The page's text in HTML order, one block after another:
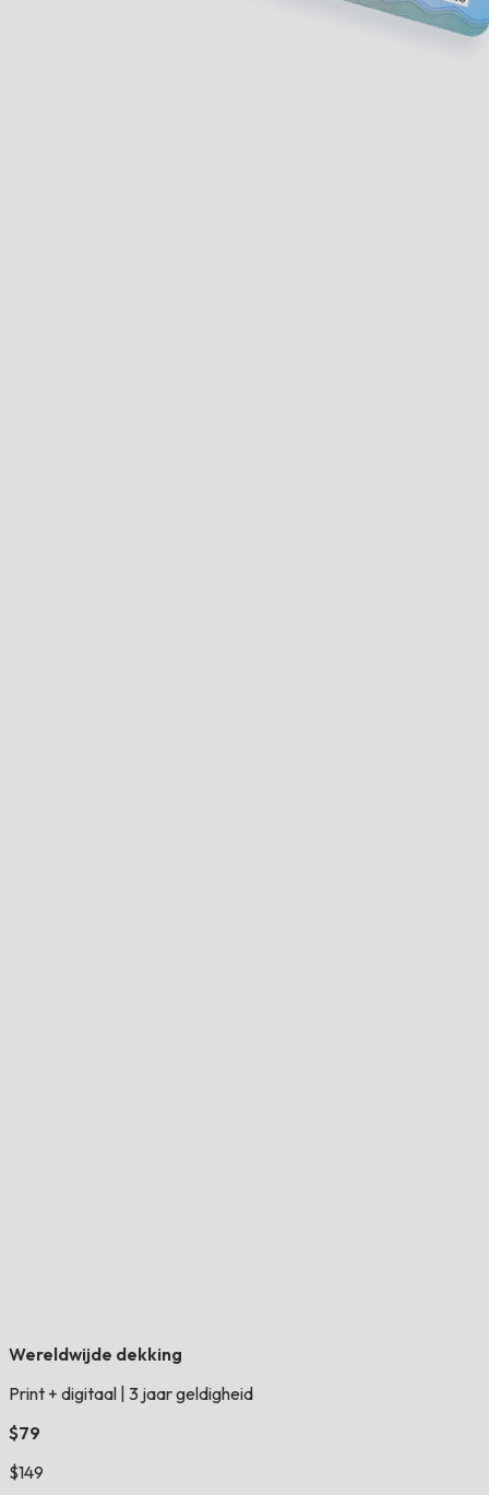
Wereldwijde dekking
Print + digitaal 3 jaar geldigheid
$79
$149